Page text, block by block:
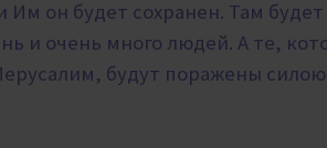
Им он будет сохранен. Там
и очень много людей. А те,
будут поражены